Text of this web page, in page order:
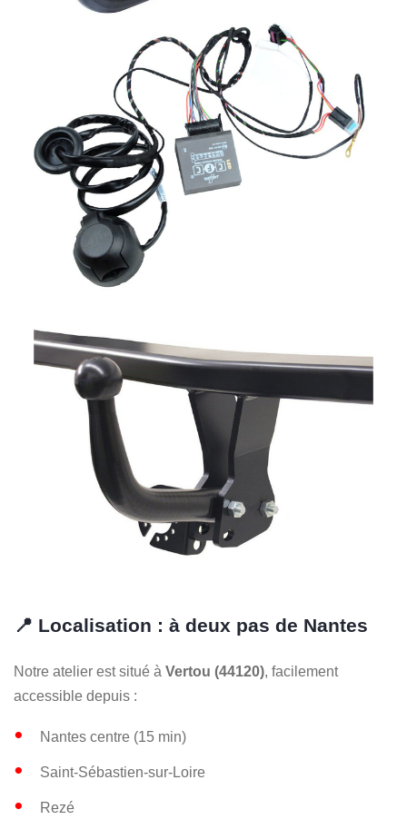
📍 Localisation : à deux pas de Nantes
Notre atelier est situé à Vertou (44120), facilement
accessible depuis :
Nantes centre (15 min)
Saint-Sébastien-sur-Loire
Rezé